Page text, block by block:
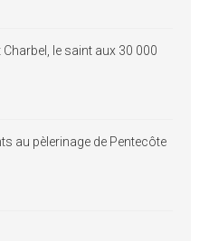
le saint aux 30 000
au pèlerinage de Pentecôte